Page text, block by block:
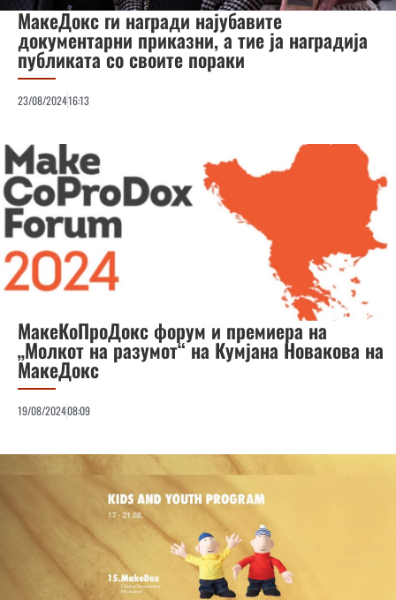
МакеДокс ги награди најубавите
документарни приказни, а тие ја наградија
публиката со своите пораки
23/08/202416:13
МакеКоПроДокс форум и премиера на
„Молкот на разумот“ на Кумјана Новакова на
МакеДокс
19/08/202408:09